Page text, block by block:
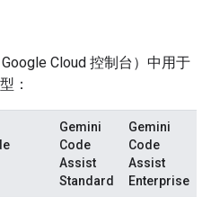
Google Cloud 控制台）中用于
：
Gemini
Code
Assist
Standard
Gemini
Code
Assist
Enterprise